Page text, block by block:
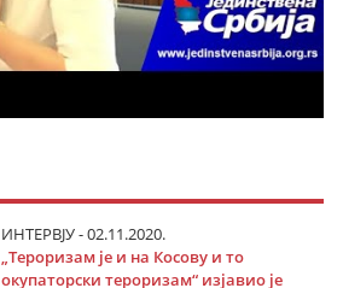
ИНТЕРВЈУ - 02.11.2020.
„Тероризам је и на Косову и то
окупаторски тероризам“ изјавио је